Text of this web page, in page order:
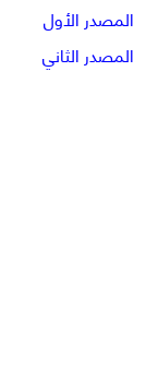
المصدر الأول
المصدر الثاني